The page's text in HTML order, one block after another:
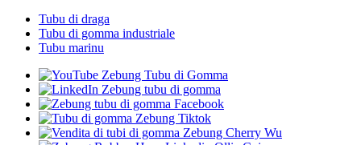
Tubu di draga
Tubu di gomma industriale
Tubu marinu